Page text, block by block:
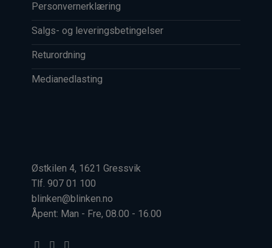
Østkilen 4, 1621 Gressvik
Tlf. 907 01 100
blinken@blinken.no
Åpent: Man - Fre, 08.00 - 16.00
Personvernerklæring
Salgs- og leveringsbetingelser
Returordning
Medianedlasting